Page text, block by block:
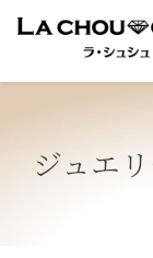
ジュエ